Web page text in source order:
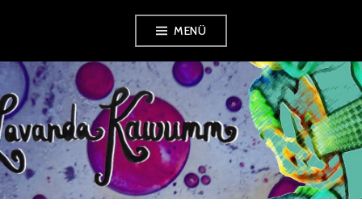
springen
MENÜ
LAVANDA
KAWUMM